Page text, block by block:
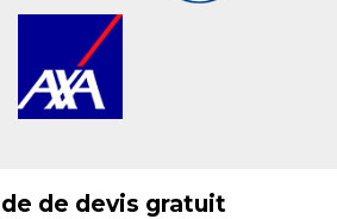
de devis gratuit